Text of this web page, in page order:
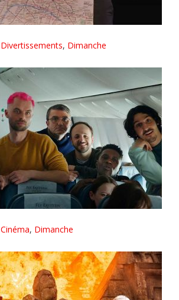
Divertissements, Dimanche
Cinéma, Dimanche